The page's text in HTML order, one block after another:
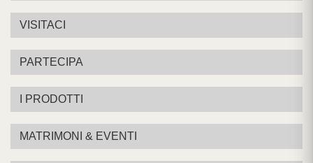
VISITACI
PARTECIPA
I PRODOTTI
MATRIMONI & EVENTI